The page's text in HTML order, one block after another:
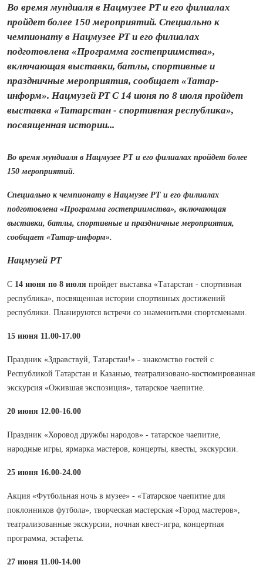
Во время мундиаля в Нацмузее РТ и его филиалах
пройдет более 150 мероприятий. Специально к
чемпионату в Нацмузее РТ и его филиалах
подготовлена «Программа гостеприимства»,
включающая выставки, батлы, спортивные и
праздничные мероприятия, сообщает «Татар-
информ». Нацмузей РТ С 14 июня по 8 июля пройдет
выставка «Татарстан - спортивная республика»,
посвященная истории...
Во время мундиаля в Нацмузее РТ и его филиалах пройдет более
150 мероприятий.
Специально к чемпионату в Нацмузее РТ и его филиалах
подготовлена «Программа гостеприимства», включающая
выставки, батлы, спортивные и праздничные мероприятия,
сообщает «Татар-информ».
Нацмузей РТ
С 14 июня по 8 июля пройдет выставка «Татарстан - спортивная
республика», посвященная истории спортивных достижений
республики. Планируются встречи со знаменитыми спортсменами.
15 июня 11.00-17.00
Праздник «Здравствуй, Татарстан!» - знакомство гостей с
Республикой Татарстан и Казанью, театрализовано-костюмированная
экскурсия «Ожившая экспозиция», татарское чаепитие.
20 июня 12.00-16.00
Праздник «Хоровод дружбы народов» - татарское чаепитие,
народные игры, ярмарка мастеров, концерты, квесты, экскурсии.
25 июня 16.00-24.00
Акция «Футбольная ночь в музее» - «Татарское чаепитие для
поклонников футбола», творческая мастерская «Город мастеров»,
театрализованные экскурсии, ночная квест-игра, концертная
программа, эстафеты.
27 июня 11.00-14.00